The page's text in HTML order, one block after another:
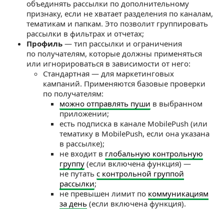
объединять рассылки по дополнительному
признаку, если не хватает разделения по каналам,
тематикам и папкам. Это позволит группировать
рассылки в фильтрах и отчетах;
Профиль — тип рассылки и ограничения
по получателям, которые должны применяться
или игнорироваться в зависимости от него:
Стандартная — для маркетинговых
кампаний. Применяются базовые проверки
по получателям:
можно отправлять пуши в выбранном
приложении;
есть подписка в канале MobilePush (или
тематику в MobilePush, если она указана
в рассылке);
не входит в глобальную контрольную
группу (если включена функция) —
не путать с контрольной группой
рассылки;
не превышен лимит по коммуникациям
за день (если включена функция).